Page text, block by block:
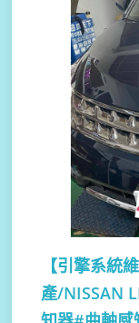
【引擎系統維
產/NISSAN